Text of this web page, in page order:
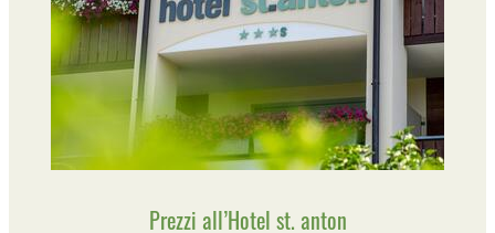
Prezzi all’Hotel st. anton